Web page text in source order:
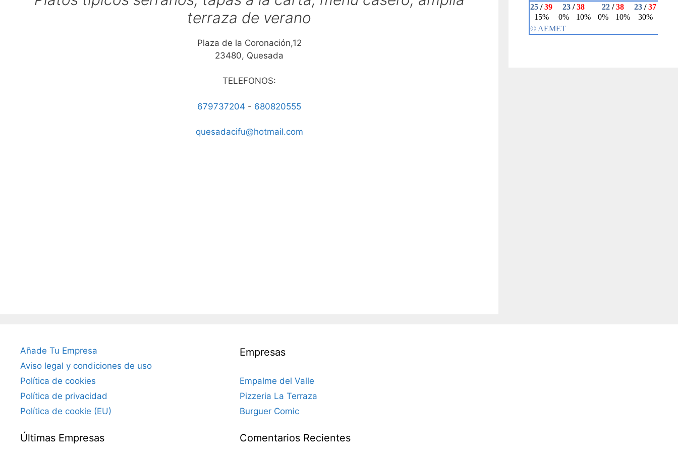
terraza de verano
Plaza de la Coronación,12
23480, Quesada
TELEFONOS:
679737204 - 680820555
quesadacifu@hotmail.com
Añade Tu Empresa
Aviso legal y condiciones de uso
Política de cookies
Política de privacidad
Política de cookie (EU)
Últimas Empresas
Empresas
Empalme del Valle
Pizzeria La Terraza
Burguer Comic
Comentarios Recientes